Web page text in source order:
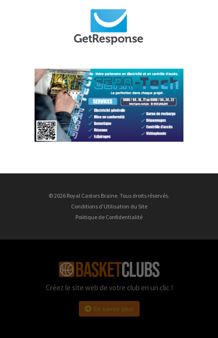
© 2026 Royal Castors Braine. Tous droits réservés.
Conditions d'Utilisation du Site
Politique de Confidentialité
Créez le site web de votre club en un clic !
En savoir plus